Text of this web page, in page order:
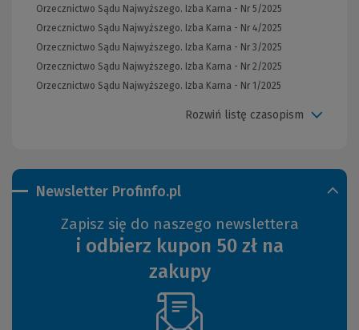
Newsletter Profinfo.pl
Zapisz się do naszego newslettera
i odbierz kupon 50 zł na
zakupy
(Nowe
Orzecznictwo Sądu Najwyższego. Izba Karna - Nr 5/2025
Orzecznictwo Sądu Najwyższego. Izba Karna - Nr 4/2025
Orzecznictwo Sądu Najwyższego. Izba Karna - Nr 3/2025
Orzecznictwo Sądu Najwyższego. Izba Karna - Nr 2/2025
Orzecznictwo Sądu Najwyższego. Izba Karna - Nr 1/2025
Rozwiń listę czasopism